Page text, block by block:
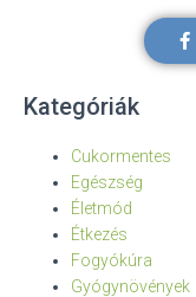
Kategóriák
Cukormentes
Egészség
Életmód
Étkezés
Fogyókúra
Gyógynövények